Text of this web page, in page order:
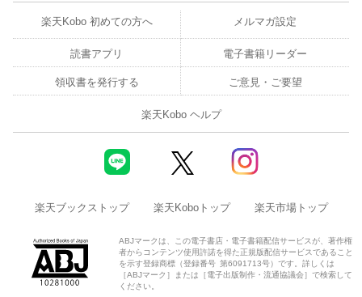
楽天Kobo 初めての方へ メルマガ設定
読書アプリ 電子書籍リーダー
領収書を発行する ご意見・ご要望
楽天Kobo ヘルプ
楽天ブックストップ 楽天Koboトップ 楽天市場トップ
ABJマークは、この電子書店・電子書籍配信サービスが、著作権
者からコンテンツ使用許諾を得た正規版配信サービスであること
を示す登録商標（登録番号 第6091713号）です。詳しくは
［ABJマーク］または［電子出版制作・流通協議会］で検索して
ください。